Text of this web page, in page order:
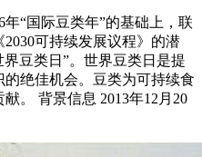
“国际豆类年”的基础上，联
可持续发展议程》的潜
豆类日”。世界豆类日是提
绝佳机会。豆类为可持续食
。 背景信息 2013年12月20